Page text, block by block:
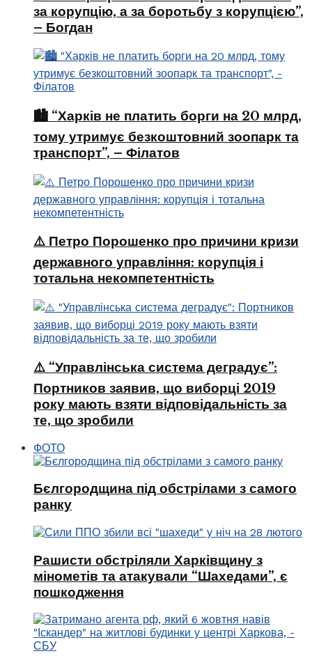
за корупцію, а за боротьбу з корупцією”,
– Богдан
🏙️ “Харків не платить борги на 20 млрд,
тому утримує безкоштовний зоопарк та
транспорт”, – Філатов
⚠️ Петро Порошенко про причини кризи
державного управління: корупція і
тотальна некомпетентність
⚠️ “Управлінська система деградує”:
Портников заявив, що виборці 2019
року мають взяти відповідальність за
те, що зробили
ФОТО
Бєлгородщина під обстрілами з самого
ранку
Рашисти обстріляли Харківщину з
мінометів та атакували “Шахедами”, є
пошкодження